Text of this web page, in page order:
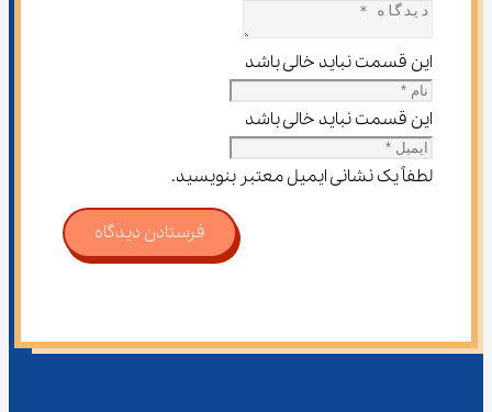
این قسمت نباید خالی باشد
این قسمت نباید خالی باشد
لطفاً یک نشانی ایمیل معتبر بنویسید.
فرستادن دیدگاه